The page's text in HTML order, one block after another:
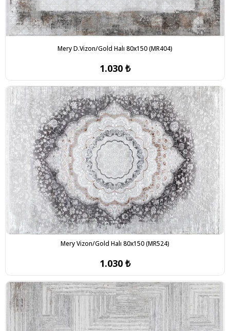
Mery D.Vizon/Gold Halı 80x150 (MR404)
1.030 ₺
Mery Vizon/Gold Halı 80x150 (MR524)
1.030 ₺